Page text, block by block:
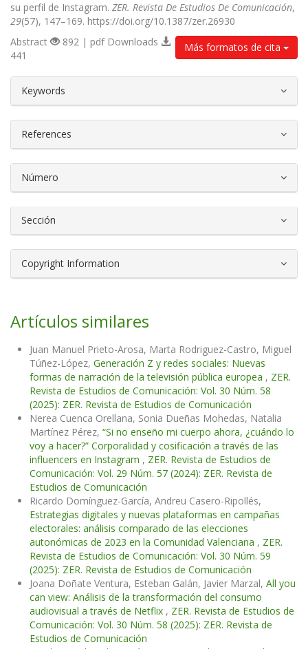
su perfil de Instagram. ZER. Revista De Estudios De Comunicación,
29(57), 147–169. https://doi.org/10.1387/zer.26930
Más formatos de cita
Abstract
892 | pdf Downloads
441
Keywords
References
Número
Sección
Copyright Information
Artículos similares
Juan Manuel Prieto-Arosa, Marta Rodriguez-Castro, Miguel
Túñez-López, Generación Z y redes sociales: Nuevas
formas de narración de la televisión pública europea , ZER.
Revista de Estudios de Comunicación: Vol. 30 Núm. 58
(2025): ZER. Revista de Estudios de Comunicación
Nerea Cuenca Orellana, Sonia Dueñas Mohedas, Natalia
Martínez Pérez, “Si no enseño mi cuerpo ahora, ¿cuándo lo
voy a hacer?” Corporalidad y cosificación a través de las
influencers en Instagram , ZER. Revista de Estudios de
Comunicación: Vol. 29 Núm. 57 (2024): ZER. Revista de
Estudios de Comunicación
Ricardo Domínguez-García, Andreu Casero-Ripollés,
Estrategias digitales y nuevas plataformas en campañas
electorales: análisis comparado de las elecciones
autonómicas de 2023 en la Comunidad Valenciana , ZER.
Revista de Estudios de Comunicación: Vol. 30 Núm. 59
(2025): ZER. Revista de Estudios de Comunicación
Joana Doñate Ventura, Esteban Galán, Javier Marzal, All you
can view: Análisis de la transformación del consumo
audiovisual a través de Netflix , ZER. Revista de Estudios de
Comunicación: Vol. 30 Núm. 58 (2025): ZER. Revista de
Estudios de Comunicación